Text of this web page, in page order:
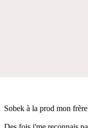
Sobek à la prod mon frère